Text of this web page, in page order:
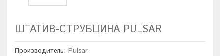
ШТАТИВ-СТРУБЦИНА PULSAR
Производитель: Pulsar